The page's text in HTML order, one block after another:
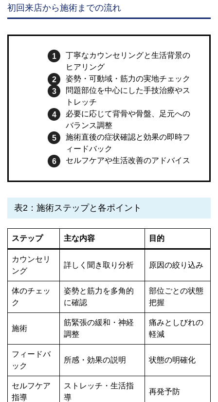
初回来店から施術までの流れ
丁寧なカウンセリングと生活背景の
ヒアリング
姿勢・可動域・筋力の実地チェック
問題部位を中心にした手技治療やス
トレッチ
必要に応じて背骨や骨盤、足元への
バランス調整
施術直後の症状確認と効果の即時フ
ィードバック
セルフケアや生活改善のアドバイス
表2：施術ステップと各ポイント
ステップ 主な内容 目的
カウンセリ
ング
詳しく聞き取り分析 原因の絞り込み
体のチェッ
ク
姿勢と筋力を多角的
に確認
部位ごとの状態
把握
施術
筋緊張の緩和・神経
調整
痛みとしびれの
軽減
フィードバ
ック
所感・効果の説明 状態の明確化
セルフケア
指導
ストレッチ・生活指
導
再発予防